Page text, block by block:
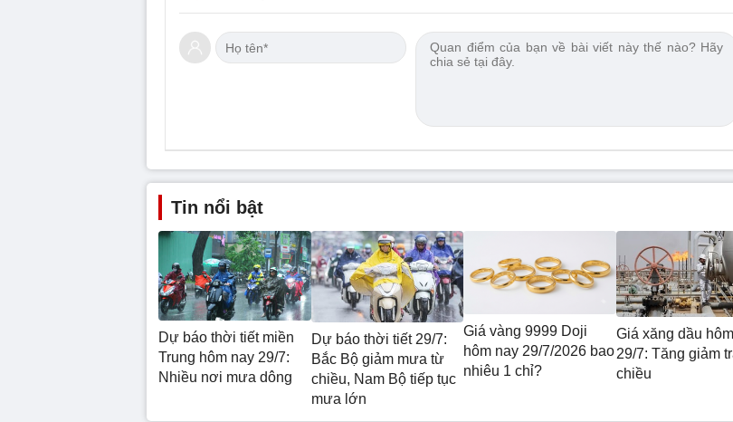
Tin nổi bật
Dự báo thời tiết miền
Trung hôm nay 29/7:
Nhiều nơi mưa dông
Dự báo thời tiết 29/7:
Bắc Bộ giảm mưa từ
chiều, Nam Bộ tiếp tục
mưa lớn
Giá vàng 9999 Doji
hôm nay 29/7/2026 bao
nhiêu 1 chỉ?
Giá xăng dầu
29/7: Tăng giảm
chiều